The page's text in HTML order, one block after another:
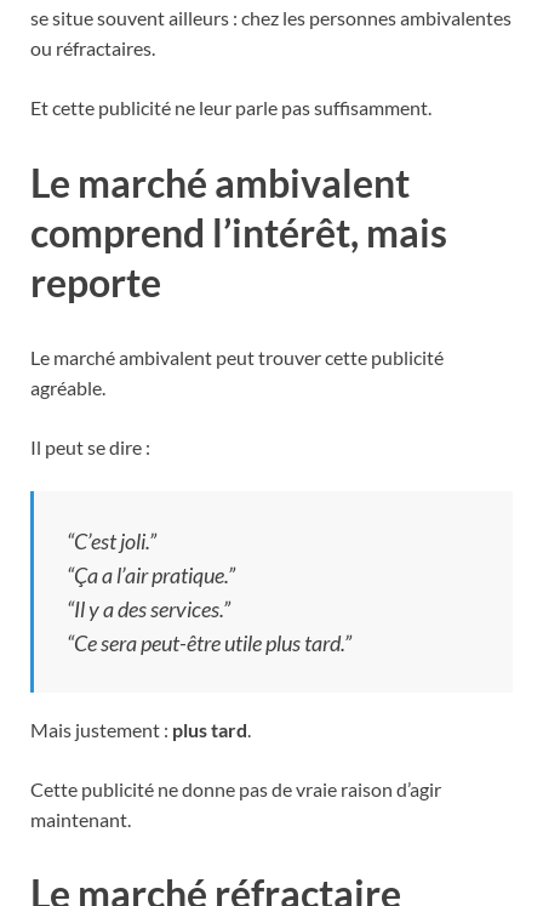
se situe souvent ailleurs : chez les personnes ambivalentes
ou réfractaires.
Et cette publicité ne leur parle pas suffisamment.
Le marché ambivalent
comprend l’intérêt, mais
reporte
Le marché ambivalent peut trouver cette publicité
agréable.
Il peut se dire :
“C’est joli.”
“Ça a l’air pratique.”
“Il y a des services.”
“Ce sera peut-être utile plus tard.”
Mais justement : plus tard
Cette publicité ne donne pas de vraie raison d’agir
maintenant.
Le marché réfractaire